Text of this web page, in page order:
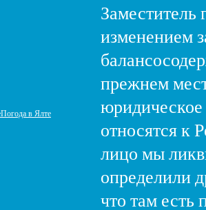
Заместитель
изменением
прежнем
относятся к
лицо мы
определили
что там
Погода в Ялте